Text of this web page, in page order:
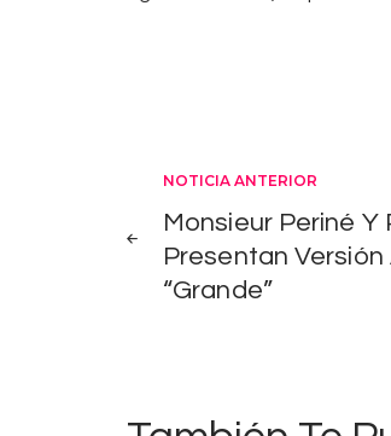
de
entradas
NOTICIA ANTERIOR
Monsieur Periné Y
Presentan
“Grande”